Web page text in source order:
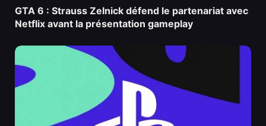
GTA 6 : Strauss Zelnick défend le partenariat avec
Netflix avant la présentation gameplay